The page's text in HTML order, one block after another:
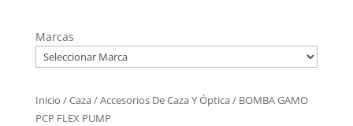
Marcas
Inicio /Caza/Accesorios De Caza Y Óptica/ BOMBA GAMO
PCP FLEX PUMP